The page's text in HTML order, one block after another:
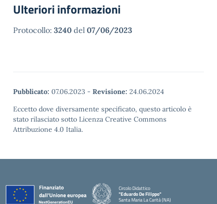
Ulteriori informazioni
Protocollo: 3240 del 07/06/2023
Pubblicato: 07.06.2023 - Revisione: 24.06.2024
Eccetto dove diversamente specificato, questo articolo è
stato rilasciato sotto Licenza Creative Commons
Attribuzione 4.0 Italia.
Circolo Didattico
"Eduardo De Filippo"
Santa Maria La Carità (NA)